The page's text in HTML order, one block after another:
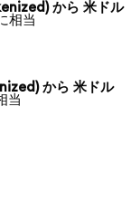
から 米ドル
相当
から 米ドル
当